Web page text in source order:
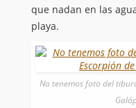
que nadan en las
playa.
No tenemos foto del